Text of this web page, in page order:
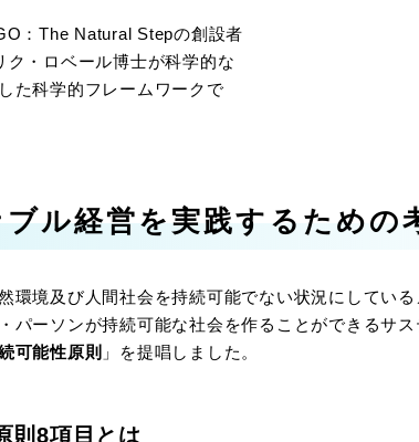
：The Natural Stepの創設者
ク・ロベール博士が科学的な
た科学的フレームワークで
ル経営を実践するための
環境及び人間社会を持続可能でない状況にしてい
パーソンが持続可能な社会を作ることができるサ
可能性原則 」を提唱しました。
則8項目とは